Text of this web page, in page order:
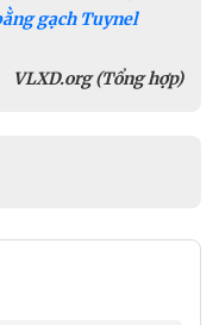
gạch Tuynel
VLXD.org (Tổng hợp)